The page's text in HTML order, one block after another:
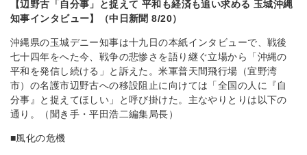
【辺野古「自分事」と捉えて 平和も経済も追い求める 玉城沖縄
知事インタビュー】（中日新聞 8/20）
沖縄県の玉城デニー知事は十九日の本紙インタビューで、戦後
七十四年をへた今、戦争の悲惨さを語り継ぐ立場から「沖縄の
平和を発信し続ける」と訴えた。米軍普天間飛行場（宜野湾
市）の名護市辺野古への移設阻止に向けては「全国の人に『自
分事』と捉えてほしい」と呼び掛けた。主なやりとりは以下の
通り。（聞き手・平田浩二編集局長）
■風化の危機